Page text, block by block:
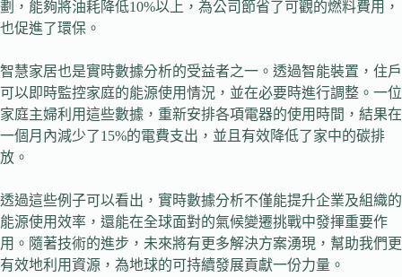
劃，能夠將油耗降低10%以上，為公司節省了可觀的燃料費用，
也促進了環保。
智慧家居也是實時數據分析的受益者之一。透過智能裝置，住戶
可以即時監控家庭的能源使用情況，並在必要時進行調整。一位
家庭主婦利用這些數據，重新安排各項電器的使用時間，結果在
一個月內減少了15%的電費支出，並且有效降低了家中的碳排
放。
透過這些例子可以看出，實時數據分析不僅能提升企業及組織的
能源使用效率，還能在全球面對的氣候變遷挑戰中發揮重要作
用。隨著技術的進步，未來將有更多解決方案湧現，幫助我們更
有效地利用資源，為地球的可持續發展貢獻一份力量。